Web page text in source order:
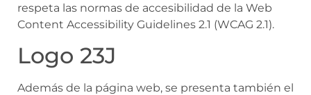
respeta las normas de accesibilidad de la Web
Content Accessibility Guidelines 2.1 (WCAG 2.1).
Logo 23J
Además de la página web, se presenta también el